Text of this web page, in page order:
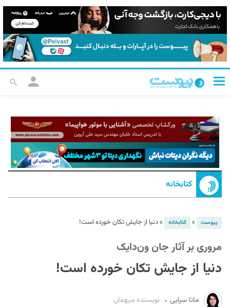
کتابخانه
پیوست » کتابخانه »دنیا از جایش تکان خورده است!
مروری بر آثار جان ون‌دایک
دنیا از جایش تکان خورده است!
مانا سرایی نویسنده میهمان